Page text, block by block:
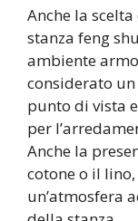
Anche la
stanza feng
ambiente
considerato
punto di vista
per
Anche la
cotone o il
un’atmosfera